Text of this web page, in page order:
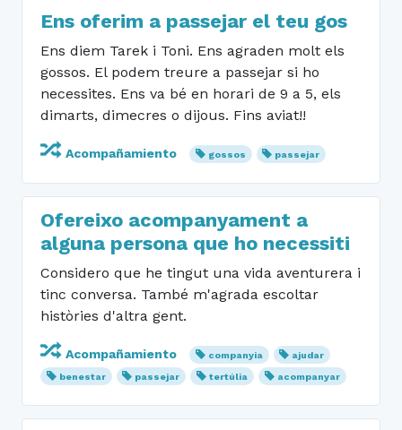
Ens oferim a passejar el teu gos
Ens diem Tarek i Toni. Ens agraden molt els
gossos. El podem treure a passejar si ho
necessites. Ens va bé en horari de 9 a 5, els
dimarts, dimecres o dijous. Fins aviat!!
Acompañamiento gossos passejar
Ofereixo acompanyament a
alguna persona que ho necessiti
Considero que he tingut una vida aventurera i
tinc conversa. També m'agrada escoltar
històries d'altra gent.
Acompañamiento companyia
ajudar
benestar
passejar tertúlia acompanyar